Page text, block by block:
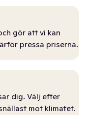
gör att vi kan
pressa priserna.
dig. Välj efter
mot klimatet.